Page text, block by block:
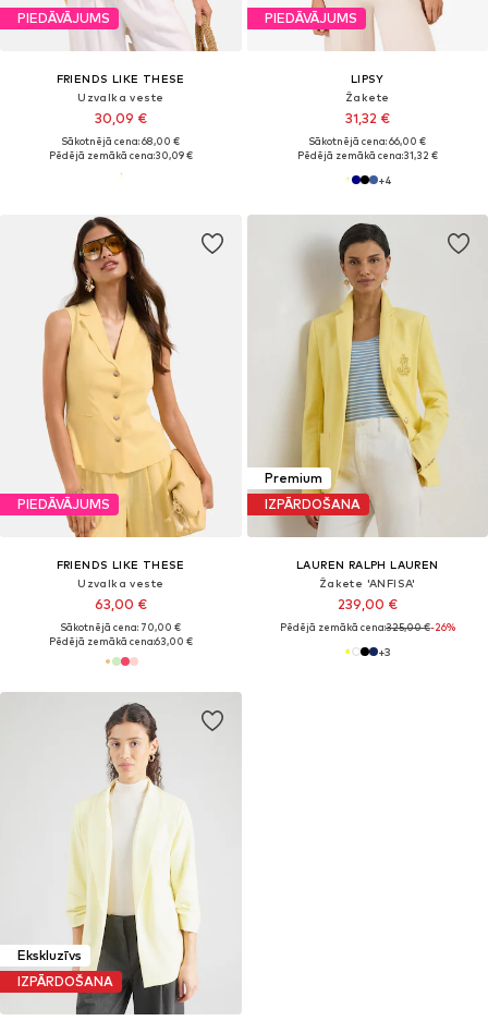
PIEDĀVĀJUMS
FRIENDS LIKE THESE
Uzvalka veste
30,09 €
Sākotnējā cena: 68,00 €
Pēdējā zemākā cena:30,09 €
PIEDĀVĀJUMS
LIPSY
Žakete
31,32 €
Sākotnējā cena: 66,00 €
Pēdējā zemākā cena:31,32 €
+4
PIEDĀVĀJUMS
FRIENDS LIKE THESE
Uzvalka veste
63,00 €
Sākotnējā cena: 70,00 €
Pēdējā zemākā cena:63,00 €
Premium
IZPĀRDOŠANA
LAUREN RALPH LAUREN
Žakete 'ANFISA'
239,00 €
Pēdējā zemākā cena:325,00 €-26%
+3
Ekskluzīvs
IZPĀRDOŠANA